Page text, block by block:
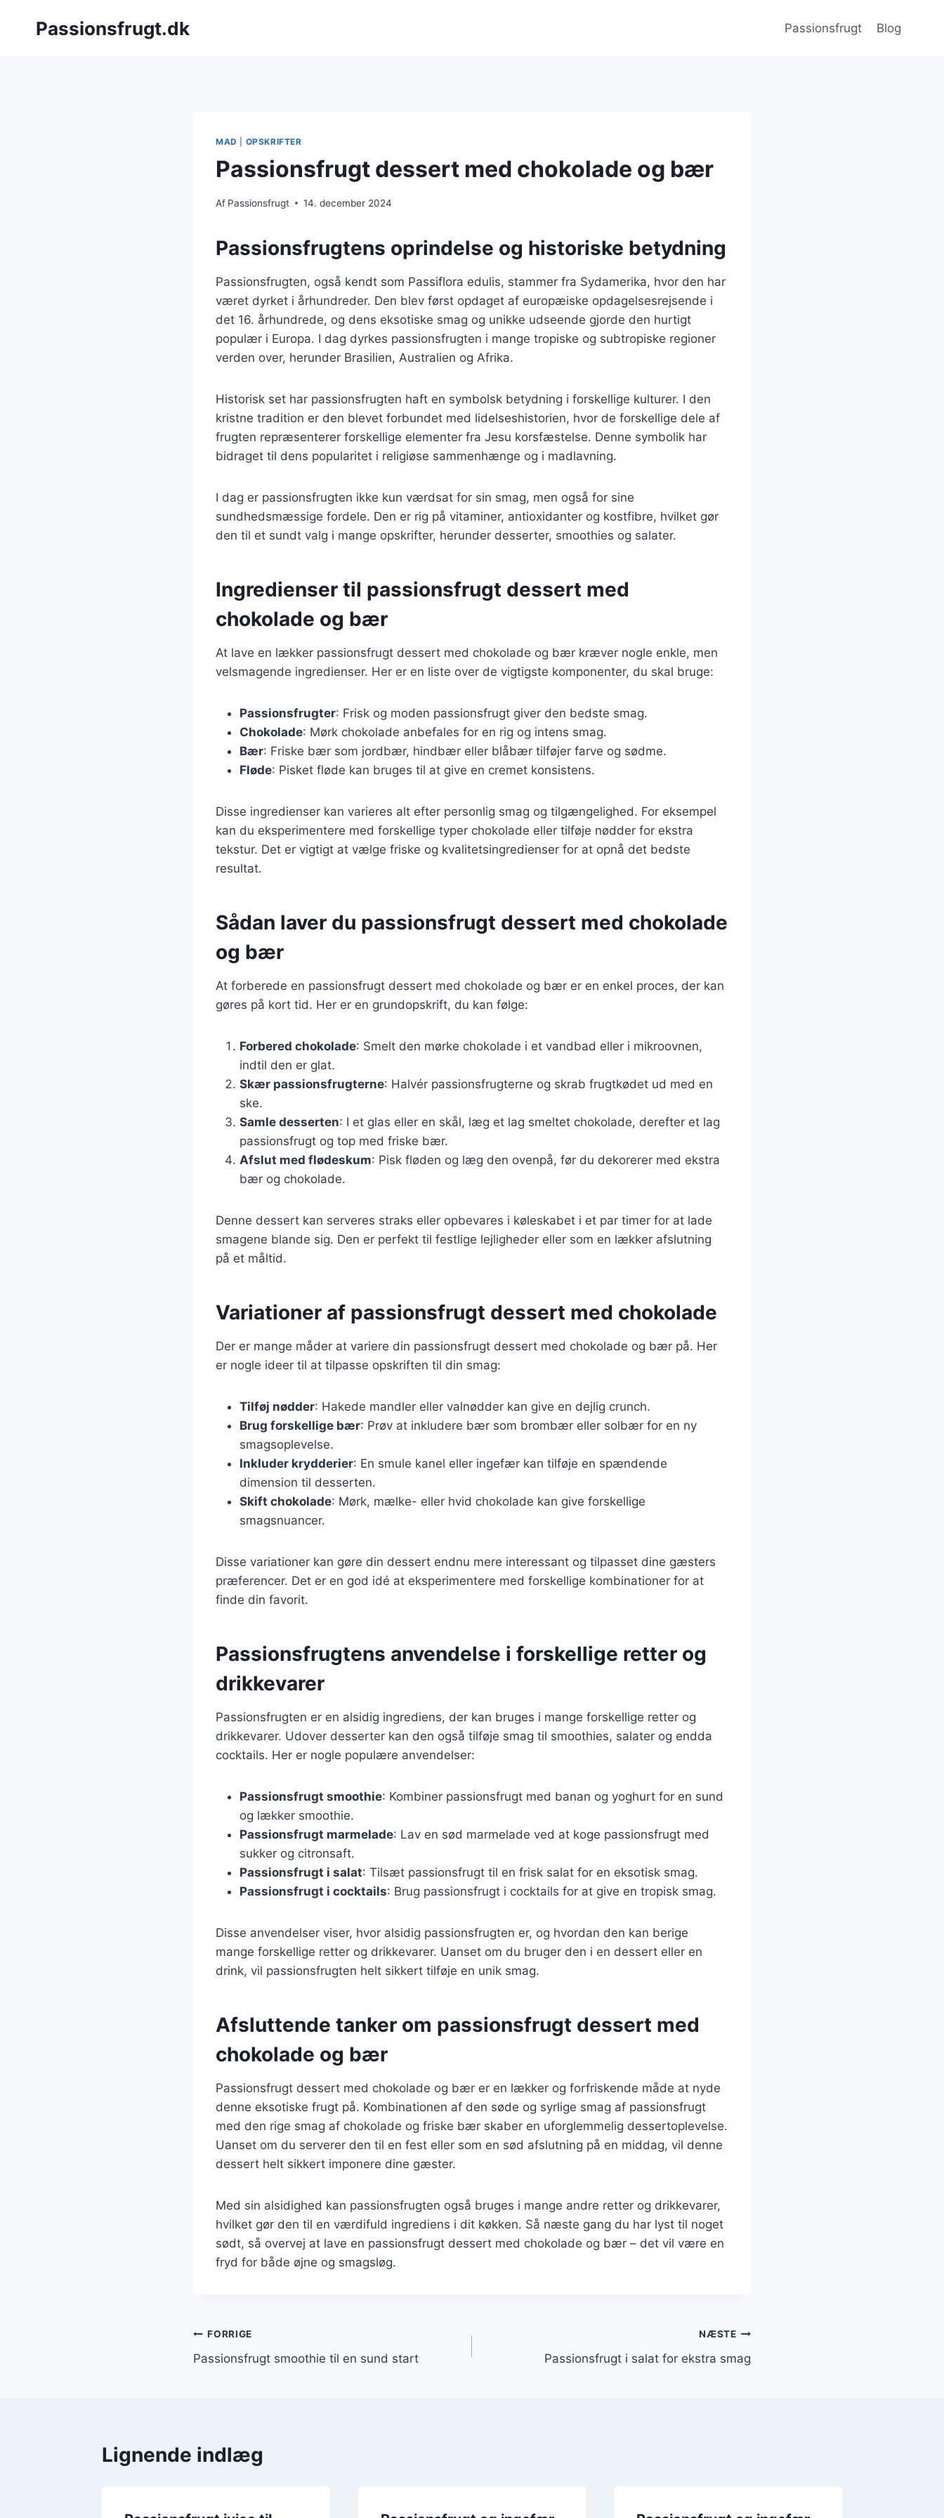
Passionsfrugt.dk Passionsfrugt Blog
MAD OPSKRIFTER
Passionsfrugt dessert med chokolade og bær
Af Passionsfrugt 14. december 2024
Passionsfrugtens oprindelse og historiske betydning
Passionsfrugten, også kendt som Passiflora edulis, stammer fra Sydamerika, hvor den har
været dyrket i århundreder. Den blev først opdaget af europæiske opdagelsesrejsende i
det 16. århundrede, og dens eksotiske smag og unikke udseende gjorde den hurtigt
populær i Europa. I dag dyrkes passionsfrugten i mange tropiske og subtropiske regioner
verden over, herunder Brasilien, Australien og Afrika.
Historisk set har passionsfrugten haft en symbolsk betydning i forskellige kulturer. I den
kristne tradition er den blevet forbundet med lidelseshistorien, hvor de forskellige dele af
frugten repræsenterer forskellige elementer fra Jesu korsfæstelse. Denne symbolik har
bidraget til dens popularitet i religiøse sammenhænge og i madlavning.
I dag er passionsfrugten ikke kun værdsat for sin smag, men også for sine
sundhedsmæssige fordele. Den er rig på vitaminer, antioxidanter og kostfibre, hvilket gør
den til et sundt valg i mange opskrifter, herunder desserter, smoothies og salater.
Ingredienser til passionsfrugt dessert med
chokolade og bær
At lave en lækker passionsfrugt dessert med chokolade og bær kræver nogle enkle, men
velsmagende ingredienser. Her er en liste over de vigtigste komponenter, du skal bruge:
Passionsfrugter: Frisk og moden passionsfrugt giver den bedste smag.
Chokolade: Mørk chokolade anbefales for en rig og intens smag.
Bær: Friske bær som jordbær, hindbær eller blåbær tilføjer farve og sødme.
Fløde: Pisket fløde kan bruges til at give en cremet konsistens.
Disse ingredienser kan varieres alt efter personlig smag og tilgængelighed. For eksempel
kan du eksperimentere med forskellige typer chokolade eller tilføje nødder for ekstra
tekstur. Det er vigtigt at vælge friske og kvalitetsingredienser for at opnå det bedste
resultat.
Sådan laver du passionsfrugt dessert med chokolade
og bær
At forberede en passionsfrugt dessert med chokolade og bær er en enkel proces, der kan
gøres på kort tid. Her er en grundopskrift, du kan følge:
Forbered chokolade: Smelt den mørke chokolade i et vandbad eller i mikroovnen,
indtil den er glat.
Skær passionsfrugterne: Halvér passionsfrugterne og skrab frugtkødet ud med en
ske.
Samle desserten: I et glas eller en skål, læg et lag smeltet chokolade, derefter et lag
passionsfrugt og top med friske bær.
Afslut med flødeskum: Pisk fløden og læg den ovenpå, før du dekorerer med ekstra
bær og chokolade.
Denne dessert kan serveres straks eller opbevares i køleskabet i et par timer for at lade
smagene blande sig. Den er perfekt til festlige lejligheder eller som en lækker afslutning
på et måltid.
Variationer af passionsfrugt dessert med chokolade
Der er mange måder at variere din passionsfrugt dessert med chokolade og bær på. Her
er nogle ideer til at tilpasse opskriften til din smag:
Tilføj nødder: Hakede mandler eller valnødder kan give en dejlig crunch.
Brug forskellige bær: Prøv at inkludere bær som brombær eller solbær for en ny
smagsoplevelse.
Inkluder krydderier: En smule kanel eller ingefær kan tilføje en spændende
dimension til desserten.
Skift chokolade: Mørk, mælke- eller hvid chokolade kan give forskellige
smagsnuancer.
Disse variationer kan gøre din dessert endnu mere interessant og tilpasset dine gæsters
præferencer. Det er en god idé at eksperimentere med forskellige kombinationer for at
finde din favorit.
Passionsfrugtens anvendelse i forskellige retter og
drikkevarer
Passionsfrugten er en alsidig ingrediens, der kan bruges i mange forskellige retter og
drikkevarer. Udover desserter kan den også tilføje smag til smoothies, salater og endda
cocktails. Her er nogle populære anvendelser:
Passionsfrugt smoothie: Kombiner passionsfrugt med banan og yoghurt for en sund
og lækker smoothie.
Passionsfrugt marmelade: Lav en sød marmelade ved at koge passionsfrugt med
sukker og citronsaft.
Passionsfrugt i salat: Tilsæt passionsfrugt til en frisk salat for en eksotisk smag.
Passionsfrugt i cocktails: Brug passionsfrugt i cocktails for at give en tropisk smag.
Disse anvendelser viser, hvor alsidig passionsfrugten er, og hvordan den kan berige
mange forskellige retter og drikkevarer. Uanset om du bruger den i en dessert eller en
drink, vil passionsfrugten helt sikkert tilføje en unik smag.
Afsluttende tanker om passionsfrugt dessert med
chokolade og bær
Passionsfrugt dessert med chokolade og bær er en lækker og forfriskende måde at nyde
denne eksotiske frugt på. Kombinationen af den søde og syrlige smag af passionsfrugt
med den rige smag af chokolade og friske bær skaber en uforglemmelig dessertoplevelse.
Uanset om du serverer den til en fest eller som en sød afslutning på en middag, vil denne
dessert helt sikkert imponere dine gæster.
Med sin alsidighed kan passionsfrugten også bruges i mange andre retter og drikkevarer,
hvilket gør den til en værdifuld ingrediens i dit køkken. Så næste gang du har lyst til noget
sødt, så overvej at lave en passionsfrugt dessert med chokolade og bær – det vil være en
fryd for både øjne og smagsløg.
Indlægsnavigation
FORRIGE
Passionsfrugt smoothie til en sund start
NÆSTE
Passionsfrugt i salat for ekstra smag
Lignende indlæg